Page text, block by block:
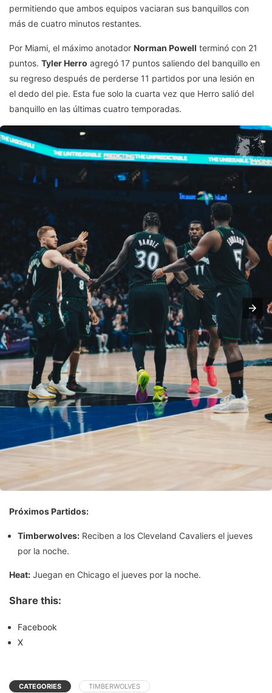
permitiendo que ambos equipos vaciaran sus banquillos con
más de cuatro minutos restantes.
Por Miami, el máximo anotador Norman Powell terminó con 21
puntos. Tyler Herro agregó 17 puntos saliendo del banquillo en
su regreso después de perderse 11 partidos por una lesión en
el dedo del pie. Esta fue solo la cuarta vez que Herro salió del
banquillo en las últimas cuatro temporadas.
Próximos Partidos:
Timberwolves: Reciben a los Cleveland Cavaliers el jueves
por la noche.
Heat: Juegan en Chicago el jueves por la noche.
Share this:
Facebook
X
CATEGORIES TIMBERWOLVES